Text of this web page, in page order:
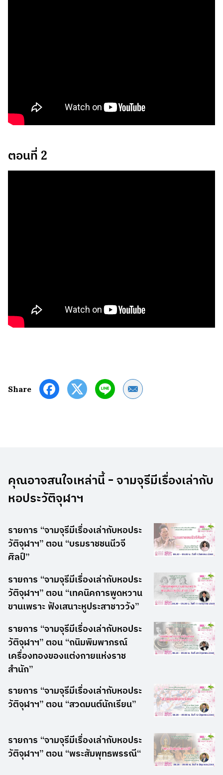
ตอนที่ 2
Share Share by Email
คุณอาจสนใจเหล่านี้ - จามจุรีมีเรื่องเล่ากับ
หอประวัติจุฬาฯ
รายการ “จามจุรีมีเรื่องเล่ากับหอประ
วัติจุฬาฯ” ตอน “บรมราชชนนีวจี
ศิลป์”
รายการ “จามจุรีมีเรื่องเล่ากับหอประ
วัติจุฬาฯ” ตอน “เทคนิคการพูดหวาน
ขานเพราะ ฟังเสนาะหูประสาชาววัง”
รายการ “จามจุรีมีเรื่องเล่ากับหอประ
วัติจุฬาฯ” ตอน “ถนิมพิมพาภรณ์
เครื่องทองของแต่งกายแห่งราช
สำนัก”
รายการ “จามจุรีมีเรื่องเล่ากับหอประ
วัติจุฬาฯ” ตอน “สวดมนต์นักเรียน”
รายการ “จามจุรีมีเรื่องเล่ากับหอประ
วัติจุฬาฯ” ตอน “พระสัมพุทธพรรณี“